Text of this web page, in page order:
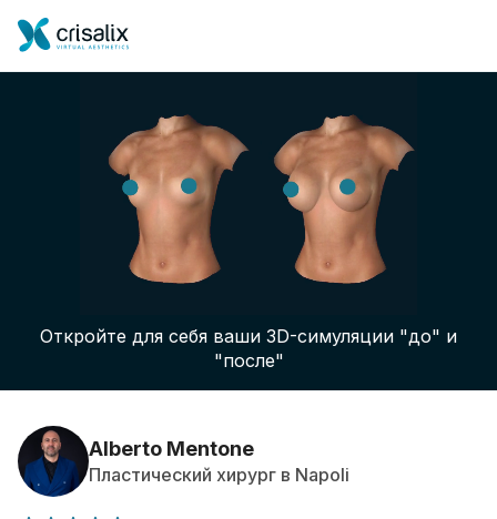
Главная хирурга
Бизнес Платформа
Планы
Откройте для себя ваши 3D-симуляции "до" и
"после"
Alberto Mentone
Пластический хирург в Napoli